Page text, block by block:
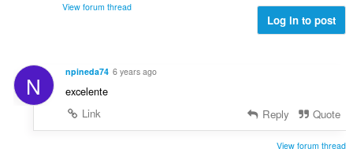
View forum thread
Log in to post
N npineda74 6 years ago
excelente
Link
Reply Quote
View forum thread